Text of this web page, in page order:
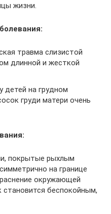
жизни.
травма слизистой
длинной и жесткой
детей на грудном
груди матери очень
покрытые рыхлым
на границе
окружающей
становится беспокойным,